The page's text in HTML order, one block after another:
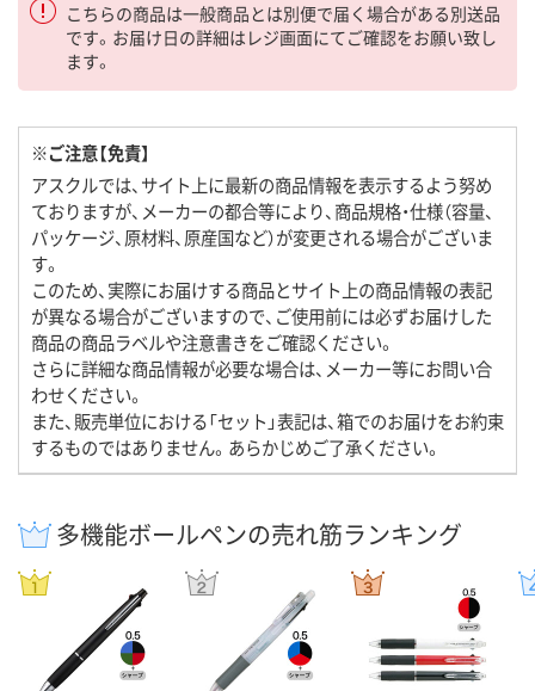
こちらの商品は一般商品とは別便で届く場合がある別送品
です。お届け日の詳細はレジ画面にてご確認をお願い致し
ます。
※ご注意【免責】
アスクルでは、サイト上に最新の商品情報を表示するよう努め
ておりますが、メーカーの都合等により、商品規格・仕様（容量、
パッケージ、原材料、原産国など）が変更される場合がございま
す。
このため、実際にお届けする商品とサイト上の商品情報の表記
が異なる場合がございますので、ご使用前には必ずお届けした
商品の商品ラベルや注意書きをご確認ください。
さらに詳細な商品情報が必要な場合は、メーカー等にお問い合
わせください。
また、販売単位における「セット」表記は、箱でのお届けをお約束
するものではありません。あらかじめご了承ください。
多機能ボールペンの売れ筋ランキング